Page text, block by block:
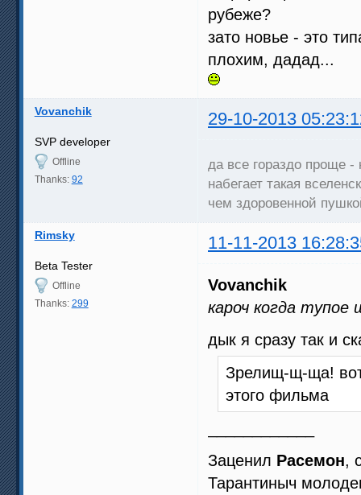
рубеже?
зато новье - это
плохим, дадад...
Vovanchik 29-10-2013
SVP developer
Offline
Thanks: 92
да все гораздо проще -
набегает такая
чем здоровенной
Rimsky 11-11-2013
Beta Tester
Offline
Thanks: 299
Vovanchik
кароч когда
дык я сразу так и
Зрелищ-щ-ща! вот
этого фильма
Заценил Расемон,
Тарантиныч